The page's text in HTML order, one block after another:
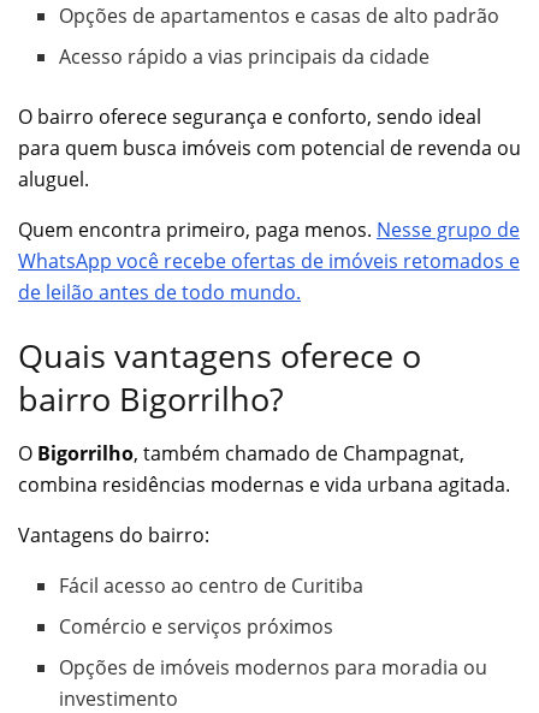
Opções de apartamentos e casas de alto padrão
Acesso rápido a vias principais da cidade
O bairro oferece segurança e conforto, sendo ideal
para quem busca imóveis com potencial de revenda ou
aluguel.
Quem encontra primeiro, paga menos. Nesse grupo de
WhatsApp você recebe ofertas de imóveis retomados e
de leilão antes de todo mundo.
Quais vantagens oferece o
bairro Bigorrilho?
O Bigorrilho, também chamado de Champagnat,
combina residências modernas e vida urbana agitada.
Vantagens do bairro:
Fácil acesso ao centro de Curitiba
Comércio e serviços próximos
Opções de imóveis modernos para moradia ou
investimento